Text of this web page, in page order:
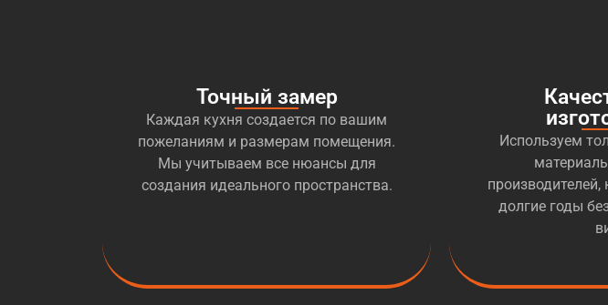
Точный замер
Каждая кухня создается по вашим
пожеланиям и размерам помещения.
Мы учитываем все нюансы для
создания идеального пространства.
Используем
долгие годы